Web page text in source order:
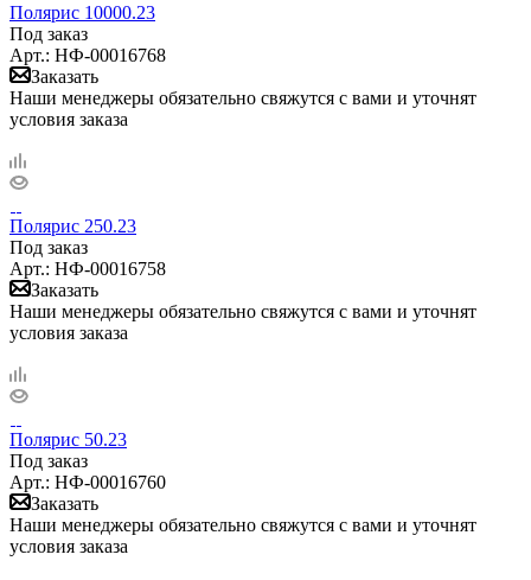
Полярис 10000.23
Под заказ
Арт.: НФ-00016768
Заказать
Наши менеджеры обязательно свяжутся с вами и уточнят
условия заказа
Полярис 250.23
Под заказ
Арт.: НФ-00016758
Заказать
Наши менеджеры обязательно свяжутся с вами и уточнят
условия заказа
Полярис 50.23
Под заказ
Арт.: НФ-00016760
Заказать
Наши менеджеры обязательно свяжутся с вами и уточнят
условия заказа